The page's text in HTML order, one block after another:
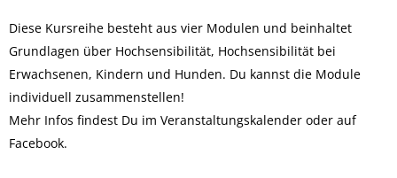
Diese Kursreihe besteht aus vier Modulen und beinhaltet
Grundlagen über Hochsensibilität, Hochsensibilität bei
Erwachsenen, Kindern und Hunden. Du kannst die Module
individuell zusammenstellen!
Mehr Infos findest Du im Veranstaltungskalender oder auf
Facebook.